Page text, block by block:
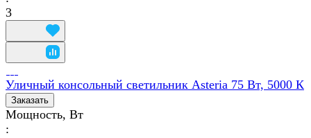
3
Уличный консольный светильник Asteria 75 Вт, 5000 К
Заказать
Мощность, Вт
: